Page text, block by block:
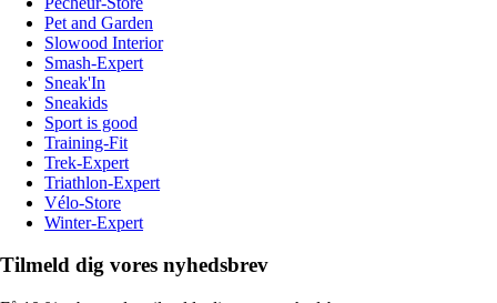
Pet and Garden
Slowood Interior
Smash-Expert
Sneak'In
Sneakids
Sport is good
Training-Fit
Trek-Expert
Triathlon-Expert
Vélo-Store
Winter-Expert
Tilmeld dig vores nyhedsbrev